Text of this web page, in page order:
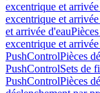
excentrique et arrivée
excentrique et arrivée
et arrivée d'eau
excentrique et arrivée
PushControlPièces
PushControlSets de
PushControlPièces